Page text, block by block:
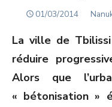
POSTED
01/03/2014
La ville de
réduire
Alors que
« bétonisation »